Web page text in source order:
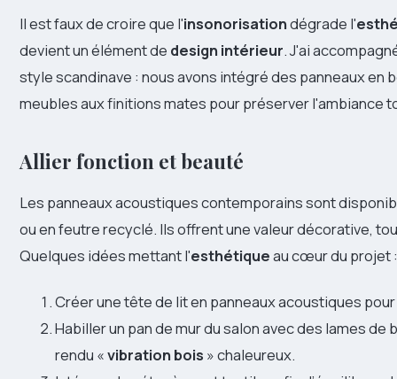
Il est faux de croire que l'insonorisationdégrade l'
devient un élément de design intérieur. J'ai
style scandinave : nous avons intégré des panneaux en
meubles aux finitions mates pour préserver l'ambiance
Allier fonction et beauté
Les panneaux acoustiques contemporains sont
ou en feutre recyclé. Ils offrent une valeur décorative,
Quelques idées mettant l'esthétiqueau cœur du projet :
Créer une tête de lit en panneaux acoustiques
Habiller un pan de mur du salon avec des lames
rendu «vibration bois » chaleureux.